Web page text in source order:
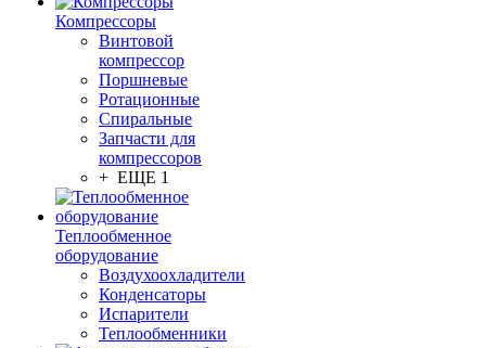
Компрессоры
Винтовой
компрессор
Поршневые
Ротационные
Спиральные
Запчасти для
компрессоров
+ ЕЩЕ 1
Теплообменное
оборудование
Воздухоохладители
Конденсаторы
Испарители
Теплообменники